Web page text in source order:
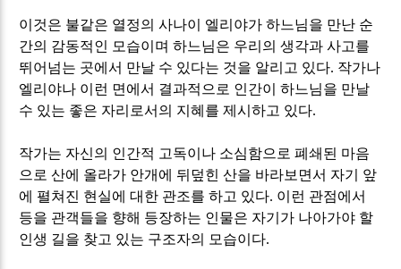
이것은 불같은 열정의 사나이 엘리야가 하느님을 만난 순
간의 감동적인 모습이며 하느님은 우리의 생각과 사고를
뛰어넘는 곳에서 만날 수 있다는 것을 알리고 있다. 작가나
엘리야나 이런 면에서 결과적으로 인간이 하느님을 만날
수 있는 좋은 자리로서의 지혜를 제시하고 있다.
작가는 자신의 인간적 고독이나 소심함으로 폐쇄된 마음
으로 산에 올라가 안개에 뒤덮힌 산을 바라보면서 자기 앞
에 펼쳐진 현실에 대한 관조를 하고 있다. 이런 관점에서
등을 관객들을 향해 등장하는 인물은 자기가 나아가야 할
인생 길을 찾고 있는 구조자의 모습이다.